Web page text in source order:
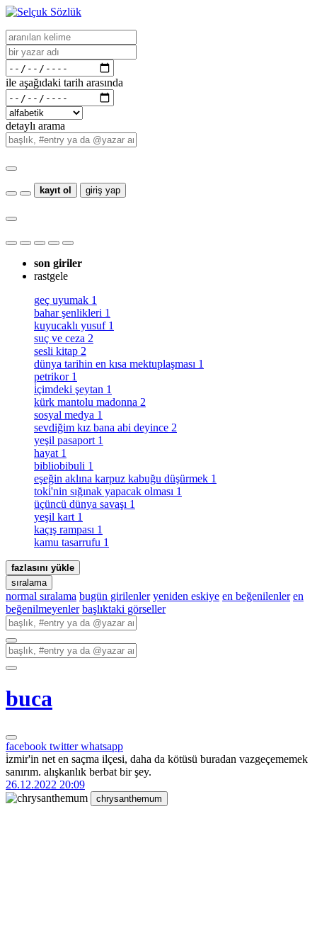
ile aşağıdaki tarih arasında
detaylı arama
kayıt ol giriş yap
son giriler
rastgele
geç uyumak 1
bahar şenlikleri 1
kuyucaklı yusuf 1
suç ve ceza 2
sesli kitap 2
dünya tarihin en kısa mektuplaşması 1
petrikor 1
i̇çimdeki şeytan 1
kürk mantolu madonna 2
sosyal medya 1
sevdiğim kız bana abi deyince 2
yeşil pasaport 1
hayat 1
bibliobibuli 1
eşeğin aklına karpuz kabuğu düşürmek 1
toki̇'nin sığınak yapacak olması 1
üçüncü dünya savaşı 1
yeşil kart 1
kaçış rampası 1
kamu tasarrufu 1
fazlasını yükle
sıralama
normal sıralama bugün girilenler yeniden eskiye en beğenilenler en
beğenilmeyenler başlıktaki görseller
buca
facebook twitterwhatsapp
i̇zmir'in net en saçma ilçesi, daha da kötüsü buradan vazgeçememek
sanırım. alışkanlık berbat bir şey.
26.12.2022 20:09
chrysanthemum